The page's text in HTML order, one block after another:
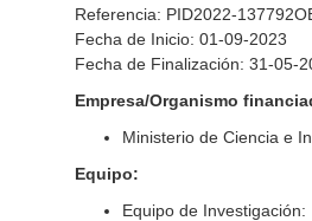
Referencia: PID2022-
Fecha de Inicio: 01-09-2023
Fecha de Finalización: 31-05-
Empresa/Organismo
Ministerio de Ciencia e
Equipo:
Equipo de Investigación: